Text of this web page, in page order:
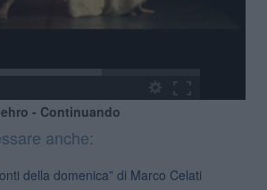
- Continuando
anche:
della domenica” di Marco Celati